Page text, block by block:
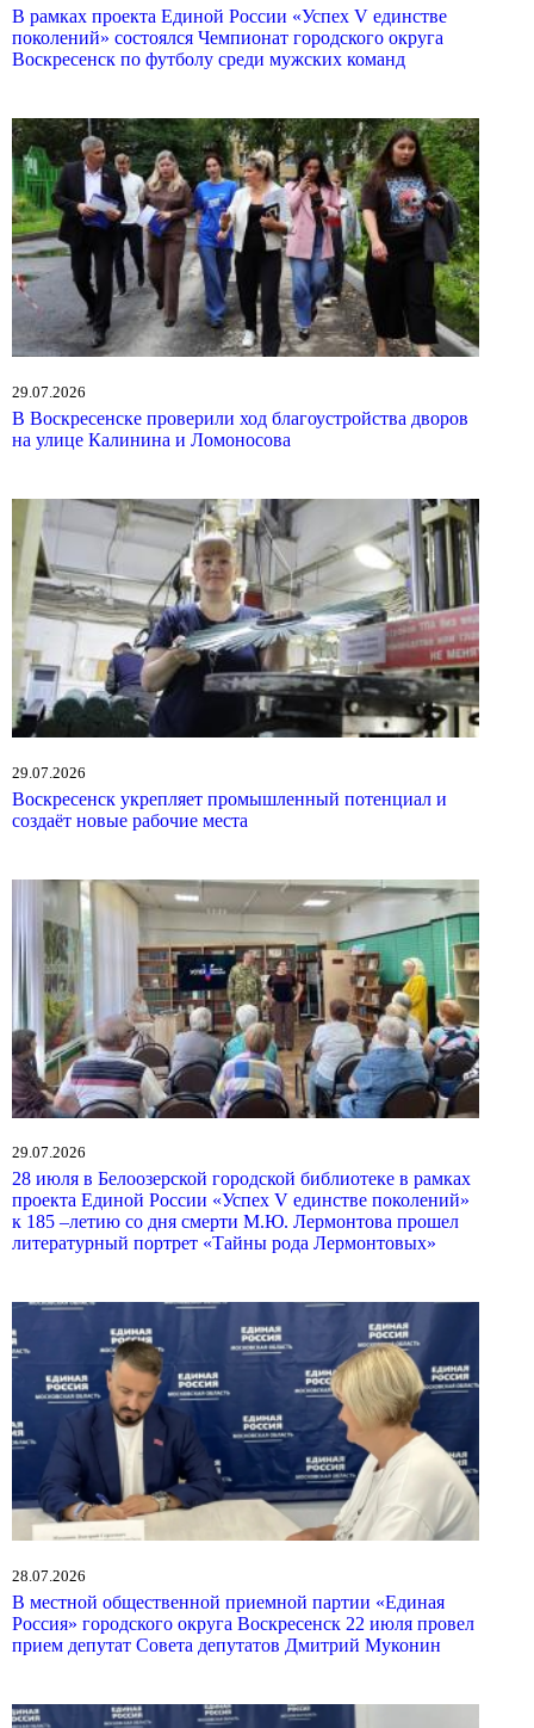
В рамках проекта Единой России «Успех V единстве
поколений» состоялся Чемпионат городского округа
Воскресенск по футболу среди мужских команд
29.07.2026
В Воскресенске проверили ход благоустройства дворов
на улице Калинина и Ломоносова
29.07.2026
Воскресенск укрепляет промышленный потенциал и
создаёт новые рабочие места
29.07.2026
28 июля в Белоозерской городской библиотеке в рамках
проекта Единой России «Успех V единстве поколений»
к 185 –летию со дня смерти М.Ю. Лермонтова прошел
литературный портрет «Тайны рода Лермонтовых»
28.07.2026
В местной общественной приемной партии «Единая
Россия» городского округа Воскресенск 22 июля провел
прием депутат Совета депутатов Дмитрий Муконин